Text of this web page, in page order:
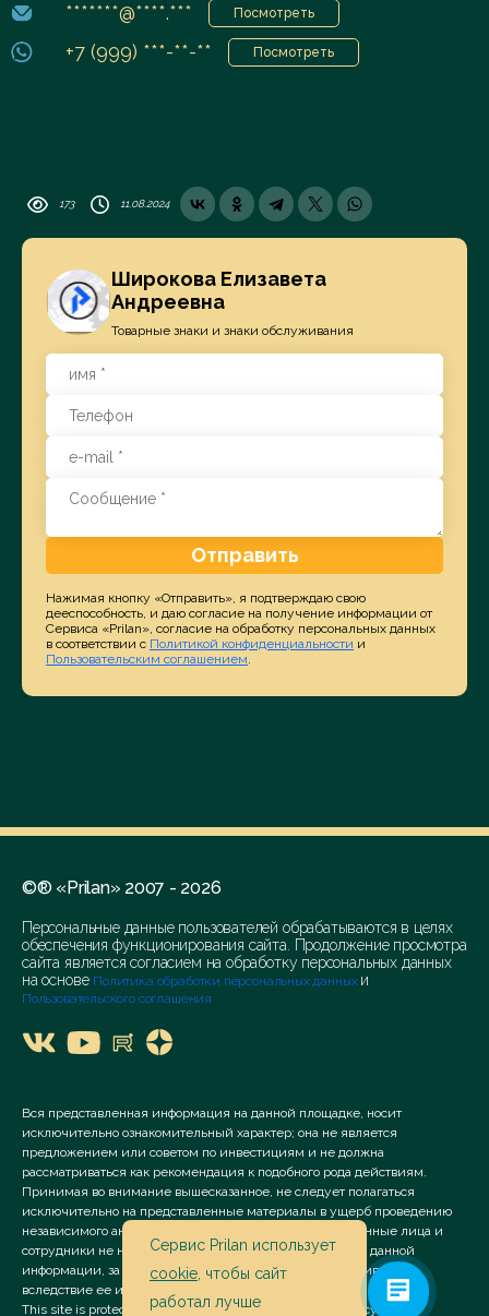
*******@****.*** Посмотреть
+7 (999) ***-**-** Посмотреть
173 11.08.2024
Широкова Елизавета
Андреевна
Товарные знаки и знаки обслуживания
Отправить
Нажимая кнопку «Отправить», я подтверждаю свою
дееспособность, и даю согласие на получение информации от
Сервиса «Prilan», согласие на обработку персональных данных
в соответствии с Политикой конфиденциальности и
Пользовательским соглашением.
©® «Prilan» 2007 - 2026
Персональные данные пользователей обрабатываются в целях
обеспечения функционирования сайта. Продолжение просмотра
сайта является согласием на обработку персональных данных
на основе Политика обработки персональных данных и
Пользовательского соглашения
Вся представленная информация на данной площадке, носит
исключительно ознакомительный характер; она не является
предложением или советом по инвестициям и не должна
рассматриваться как рекомендация к подобного рода действиям.
Принимая во внимание вышесказанное, не следует полагаться
исключительно на представленные материалы в ущерб проведению
независимого анализа. Сервис «Prilan» его аффилированные лица и
сотрудники не несут ответственности за использование данной
информации, за прямой или косвенный ущерб, наступивший
вследствие ее использования.
This site is protected by reCAPTCHA and the Google
Privacy Policy
Сервис Prilan использует
cookie , чтобы сайт
работал лучше